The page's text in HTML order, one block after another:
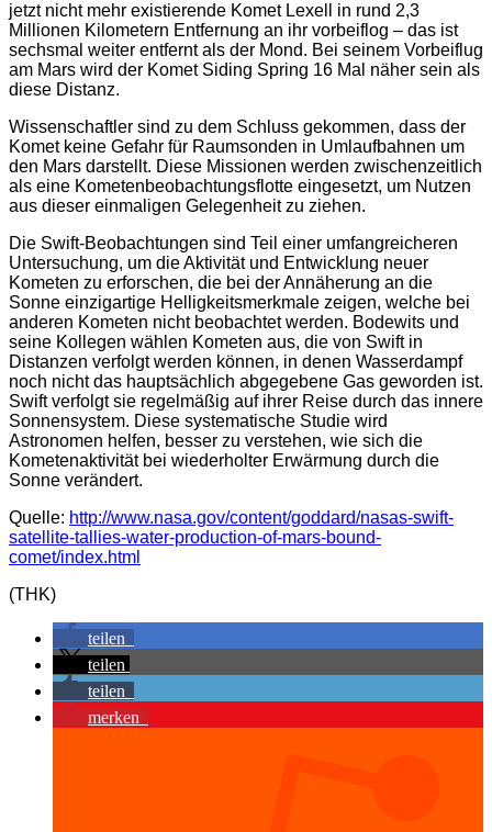
jetzt nicht mehr existierende Komet Lexell in rund 2,3
Millionen Kilometern Entfernung an ihr vorbeiflog – das ist
sechsmal weiter entfernt als der Mond. Bei seinem Vorbeiflug
am Mars wird der Komet Siding Spring 16 Mal näher sein als
diese Distanz.
Wissenschaftler sind zu dem Schluss gekommen, dass der
Komet keine Gefahr für Raumsonden in Umlaufbahnen um
den Mars darstellt. Diese Missionen werden zwischenzeitlich
als eine Kometenbeobachtungsflotte eingesetzt, um Nutzen
aus dieser einmaligen Gelegenheit zu ziehen.
Die Swift-Beobachtungen sind Teil einer umfangreicheren
Untersuchung, um die Aktivität und Entwicklung neuer
Kometen zu erforschen, die bei der Annäherung an die
Sonne einzigartige Helligkeitsmerkmale zeigen, welche bei
anderen Kometen nicht beobachtet werden. Bodewits und
seine Kollegen wählen Kometen aus, die von Swift in
Distanzen verfolgt werden können, in denen Wasserdampf
noch nicht das hauptsächlich abgegebene Gas geworden ist.
Swift verfolgt sie regelmäßig auf ihrer Reise durch das innere
Sonnensystem. Diese systematische Studie wird
Astronomen helfen, besser zu verstehen, wie sich die
Kometenaktivität bei wiederholter Erwärmung durch die
Sonne verändert.
Quelle: http://www.nasa.gov/content/goddard/nasas-swift-
satellite-tallies-water-production-of-mars-bound-
comet/index.html
(THK)
teilen
teilen
teilen
merken